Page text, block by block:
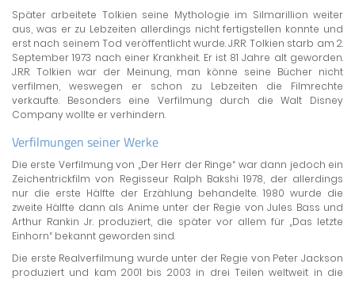
Später arbeitete Tolkien seine Mythologie im Silmarillion weiter
aus, was er zu Lebzeiten allerdings nicht fertigstellen konnte und
erst nach seinem Tod veröffentlicht wurde. J.R.R. Tolkien starb am 2.
September 1973 nach einer Krankheit. Er ist 81 Jahre alt geworden.
J.R.R. Tolkien war der Meinung, man könne seine Bücher nicht
verfilmen, weswegen er schon zu Lebzeiten die Filmrechte
verkaufte. Besonders eine Verfilmung durch die Walt Disney
Company wollte er verhindern.
Verfilmungen seiner Werke
Die erste Verfilmung von „Der Herr der Ringe“ war dann jedoch ein
Zeichentrickfilm von Regisseur Ralph Bakshi 1978, der allerdings
nur die erste Hälfte der Erzählung behandelte. 1980 wurde die
zweite Hälfte dann als Anime unter der Regie von Jules Bass und
Arthur Rankin Jr. produziert, die später vor allem für „Das letzte
Einhorn“ bekannt geworden sind.
Die erste Realverfilmung wurde unter der Regie von Peter Jackson
produziert und kam 2001 bis 2003 in drei Teilen weltweit in die